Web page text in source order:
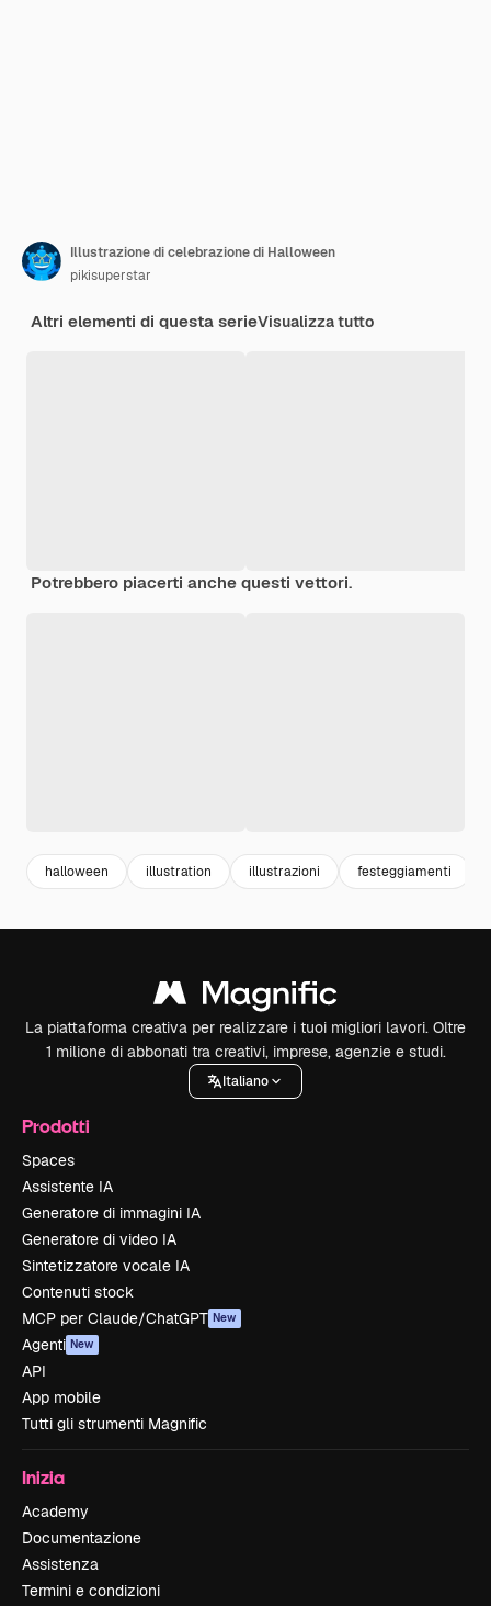
Illustrazione di celebrazione di Halloween
pikisuperstar
Altri elementi di questa serieVisualizza tutto
Potrebbero piacerti anche questi vettori.
halloween illustration illustrazioni festeggiamenti
La piattaforma creativa per realizzare i tuoi migliori lavori. Oltre
1 milione di abbonati tra creativi, imprese, agenzie e studi.
Italiano
Prodotti
Spaces
Assistente IA
Generatore di immagini IA
Generatore di video IA
Sintetizzatore vocale IA
Contenuti stock
MCP per Claude/ChatGPT New
Agenti New
API
App mobile
Tutti gli strumenti Magnific
Inizia
Academy
Documentazione
Assistenza
Termini e condizioni